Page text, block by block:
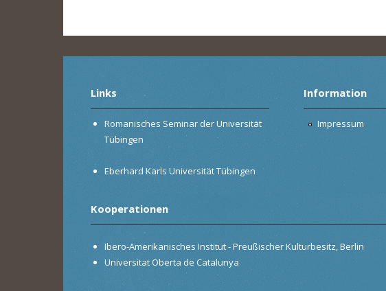
Links
Romanisches Seminar der Universität
Tübingen
Eberhard Karls Universität Tübingen
Information
Impressum
Kooperationen
Ibero-Amerikanisches Institut - Preußischer Kulturbesitz, Berlin
Universitat Oberta de Catalunya